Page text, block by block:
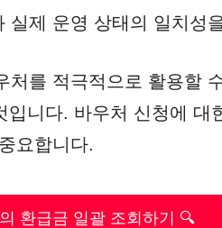
실제 운영 상태의 일치성
를 적극적으로 활용할
니다. 바우처 신청에 대
요합니다.
환급금 일괄 조회하기 🔍